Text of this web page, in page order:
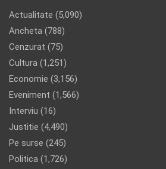
Actualitate (5,090)
Ancheta (788)
Cenzurat (75)
Cultura (1,251)
Economie (3,156)
Eveniment (1,566)
Interviu (16)
Justitie (4,490)
Pe surse (245)
Politica (1,726)